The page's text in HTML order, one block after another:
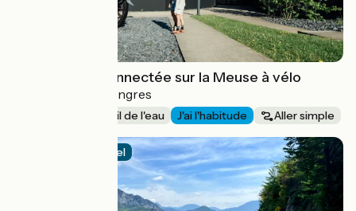
Escapade déconnectée sur la Meuse à vélo
Mondrecourt > Langres
Au fil de l'eau J'ai l'habitude Aller simple
Itinéraire officiel